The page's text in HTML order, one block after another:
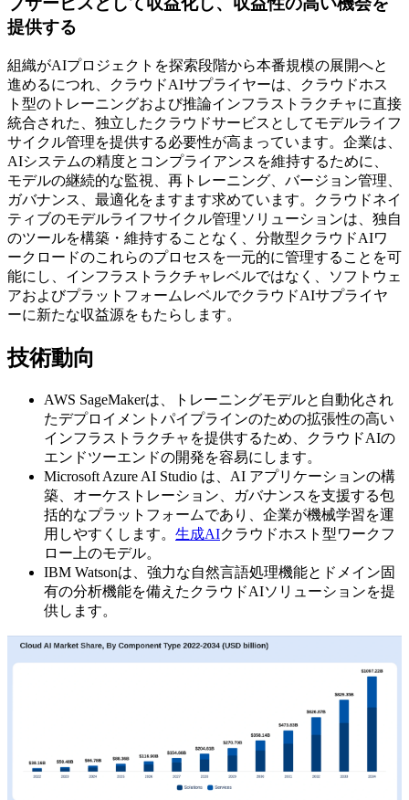
提供する
組織がAIプロジェクトを探索段階から本番規模の展開へと
進めるにつれ、クラウドAIサプライヤーは、クラウドホス
ト型のトレーニングおよび推論インフラストラクチャに直接
統合された、独立したクラウドサービスとしてモデルライフ
サイクル管理を提供する必要性が高まっています。企業は、
AIシステムの精度とコンプライアンスを維持するために、
モデルの継続的な監視、再トレーニング、バージョン管理、
ガバナンス、最適化をますます求めています。クラウドネイ
ティブのモデルライフサイクル管理ソリューションは、独自
のツールを構築・維持することなく、分散型クラウドAIワ
ークロードのこれらのプロセスを一元的に管理することを可
能にし、インフラストラクチャレベルではなく、ソフトウェ
アおよびプラットフォームレベルでクラウドAIサプライヤ
ーに新たな収益源をもたらします。
技術動向
AWS SageMakerは、トレーニングモデルと自動化され
たデプロイメントパイプラインのための拡張性の高い
インフラストラクチャを提供するため、クラウドAIの
エンドツーエンドの開発を容易にします。
Microsoft Azure AI Studio は、AI アプリケーションの構
築、オーケストレーション、ガバナンスを支援する包
括的なプラットフォームであり、企業が機械学習を運
用しやすくします。 生成AIクラウドホスト型ワークフ
ロー上のモデル。
IBM Watsonは、強力な自然言語処理機能とドメイン固
有の分析機能を備えたクラウドAIソリューションを提
供します。